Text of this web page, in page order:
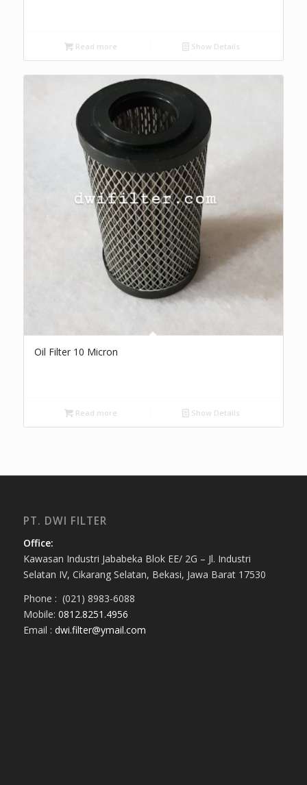
Read more Show Details
Oil Filter 10 Micron
Read more Show Details
PT. DWI FILTER
Office:
Kawasan Industri Jababeka Blok EE/ 2G – Jl. Industri
Selatan IV, Cikarang Selatan, Bekasi, Jawa Barat 17530
Phone : (021) 8983-6088
Mobile: 0812.8251.4956
Email : dwi.filter@ymail.com